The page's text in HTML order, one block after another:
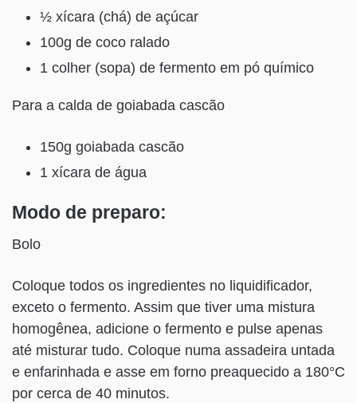
½ xícara (chá) de açúcar
100g de coco ralado
1 colher (sopa) de fermento em pó químico
Para a calda de goiabada cascão
150g goiabada cascão
1 xícara de água
Modo de preparo:
Bolo
Coloque todos os ingredientes no liquidificador,
exceto o fermento. Assim que tiver uma mistura
homogênea, adicione o fermento e pulse apenas
até misturar tudo. Coloque numa assadeira untada
e enfarinhada e asse em forno preaquecido a 180°C
por cerca de 40 minutos.